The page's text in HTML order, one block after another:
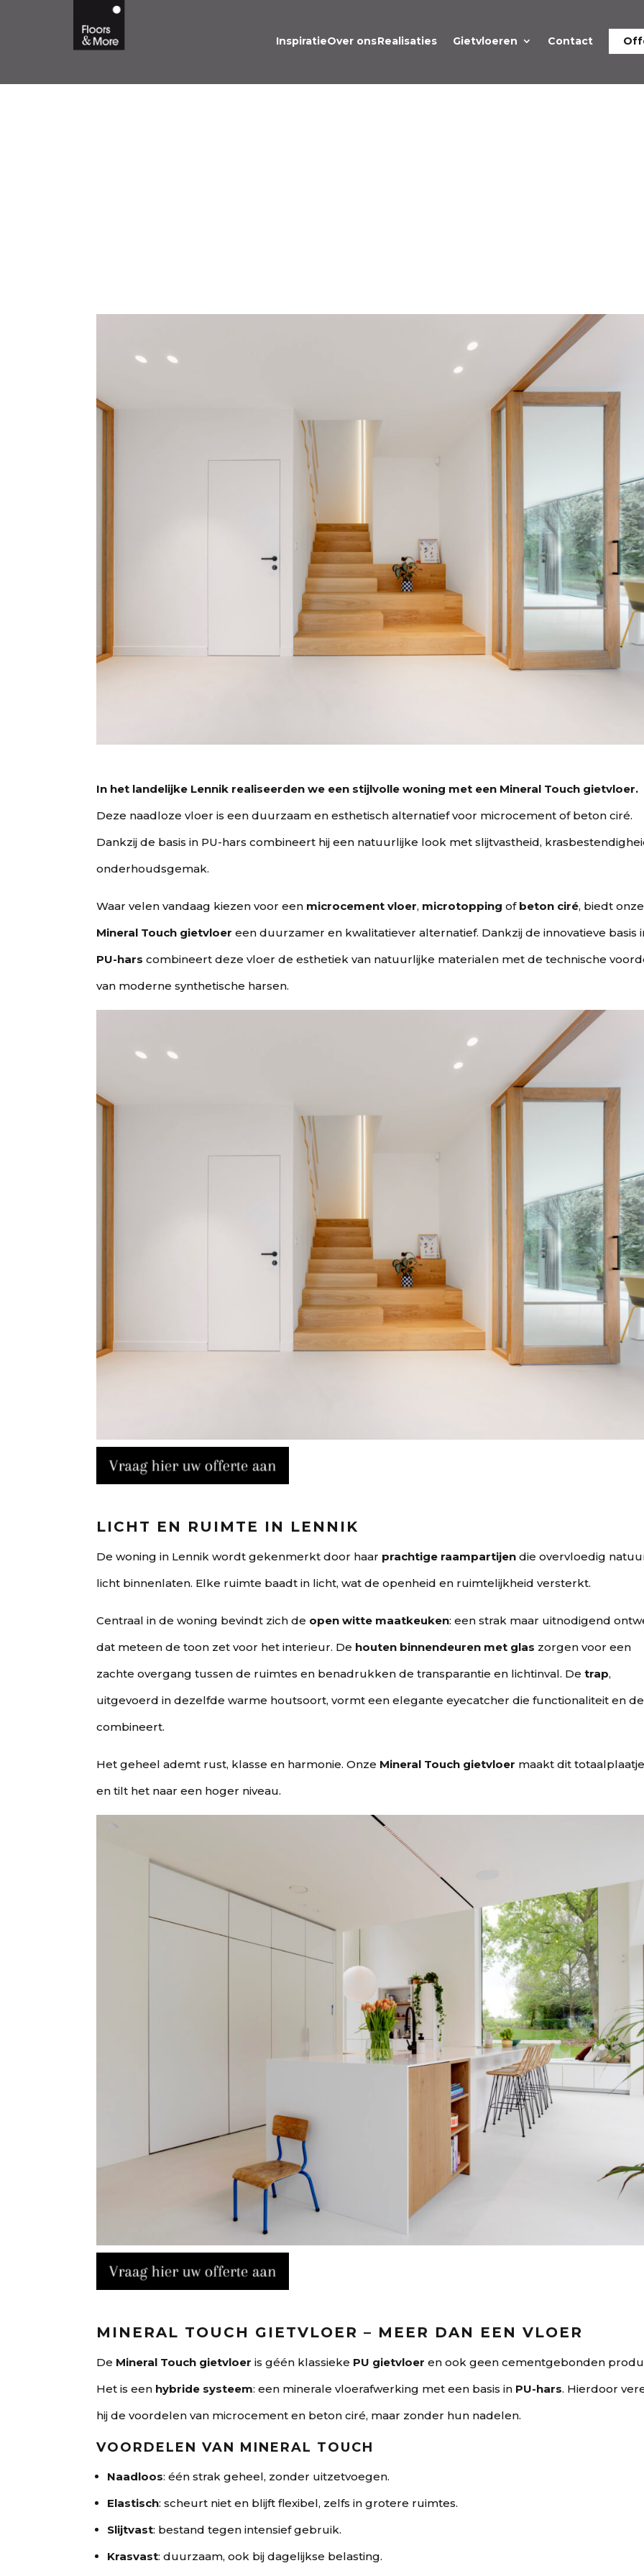
InspiratieOver onsRealisaties Gietvloeren Contact
In het landelijke Lennik realiseerden we een stijlvolle woning met een Mineral Touch gietvloer.
Deze naadloze vloer is een duurzaam en esthetisch alternatief voor microcement of beton ciré.
Dankzij de basis in PU-hars combineert hij een natuurlijke look met slijtvastheid,
onderhoudsgemak.
Waar velen vandaag kiezen voor een microcement vloer, microtopping of beton ciré, biedt onze
Mineral Touch gietvloer een duurzamer en kwalitatiever alternatief. Dankzij de innovatieve basis
PU-hars combineert deze vloer de esthetiek van natuurlijke materialen met de technische
van moderne synthetische harsen.
LICHT EN RUIMTE IN LENNIK
De woning in Lennik wordt gekenmerkt door haar prachtige raampartijen die overvloedig
licht binnenlaten. Elke ruimte baadt in licht, wat de openheid en ruimtelijkheid versterkt.
Centraal in de woning bevindt zich de open witte maatkeuken: een strak maar uitnodigend
dat meteen de toon zet voor het interieur. De houten binnendeuren met glas zorgen voor een
zachte overgang tussen de ruimtes en benadrukken de transparantie en lichtinval. Detrap,
uitgevoerd in dezelfde warme houtsoort, vormt een elegante eyecatcher die functionaliteit en
combineert.
Het geheel ademt rust, klasse en harmonie. Onze Mineral Touch gietvloer maakt dit
en tilt het naar een hoger niveau.
MINERAL TOUCH GIETVLOER – MEER DAN EEN VLOER
De Mineral Touch gietvloer is géén klassieke PU gietvloer en ook geen cementgebonden
Het is een hybride systeem: een minerale vloerafwerking met een basis in PU-hars. Hierdoor
hij de voordelen van microcement en beton ciré, maar zonder hun nadelen.
VOORDELEN VAN MINERAL TOUCH
Naadloos: één strak geheel, zonder uitzetvoegen.
Elastisch: scheurt niet en blijft flexibel, zelfs in grotere ruimtes.
Slijtvast: bestand tegen intensief gebruik.
Krasvast: duurzaam, ook bij dagelijkse belasting.